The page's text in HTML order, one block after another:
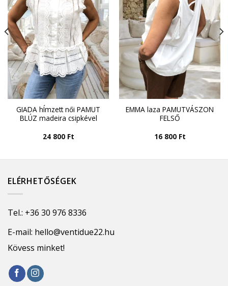
GIADA hÍmzett női PAMUT
BLÚZ madeira csipkével
24 800 Ft
EMMA laza PAMUTVÁSZON
FELSŐ
16 800 Ft
ELÉRHETŐSÉGEK
Tel.: +36 30 976 8336
E-mail: hello@ventidue22.hu
Kövess minket!